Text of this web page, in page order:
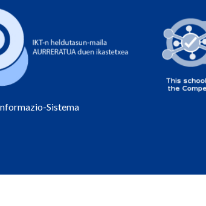
Sistema